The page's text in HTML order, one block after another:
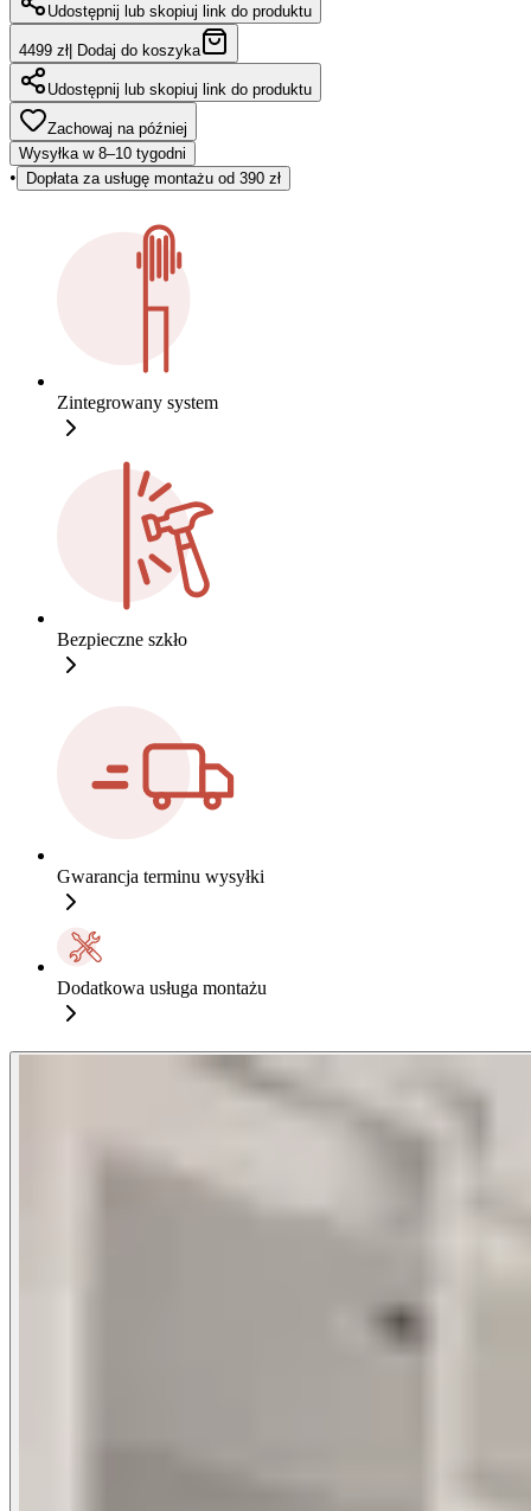
Udostępnij lub skopiuj link do produktu
4499 zł Dodaj do koszyka
Udostępnij lub skopiuj link do produktu
Zachowaj na później
Wysyłka w 8–10 tygodni
• Dopłata za usługę montażu od 390 zł
Zintegrowany system
Bezpieczne szkło
Gwarancja terminu wysyłki
Dodatkowa usługa montażu